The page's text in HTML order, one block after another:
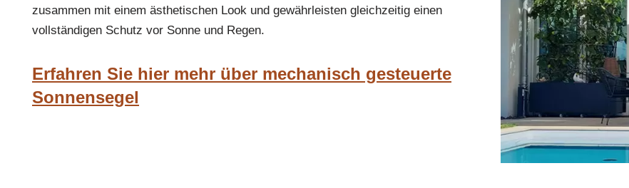
zusammen mit einem ästhetischen Look und gewährleisten gleichzeitig einen
vollständigen Schutz vor Sonne und Regen.
Erfahren Sie hier mehr über mechanisch gesteuerte
Sonnensegel